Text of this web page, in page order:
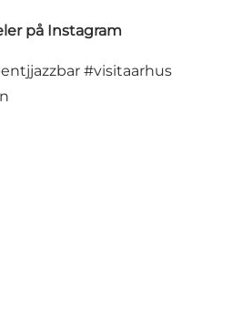
på Instagram
#visitaarhus